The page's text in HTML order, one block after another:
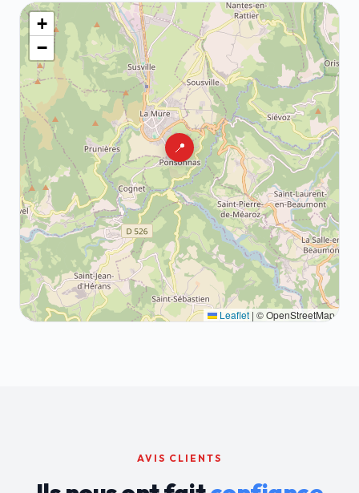
📍
+
−
Leaflet | © OpenStreetMap
AVIS CLIENTS